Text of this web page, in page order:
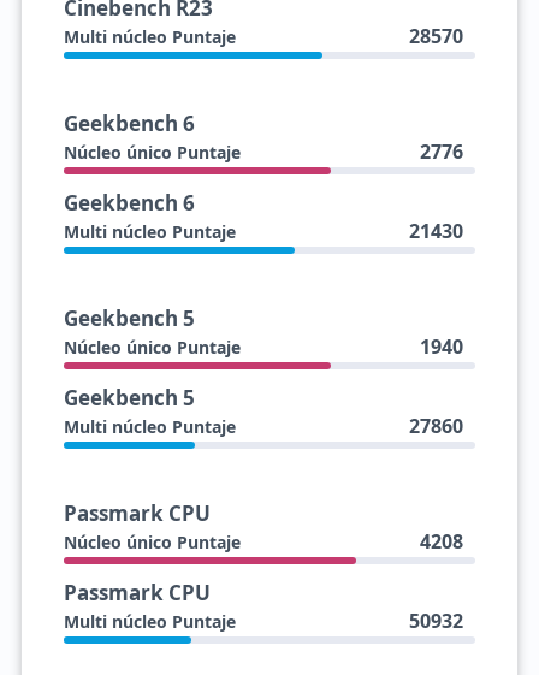
Cinebench R23
Multi núcleo Puntaje 28570
Geekbench 6
Núcleo único Puntaje 2776
Geekbench 6
Multi núcleo Puntaje 21430
Geekbench 5
Núcleo único Puntaje 1940
Geekbench 5
Multi núcleo Puntaje 27860
Passmark CPU
Núcleo único Puntaje 4208
Passmark CPU
Multi núcleo Puntaje 50932